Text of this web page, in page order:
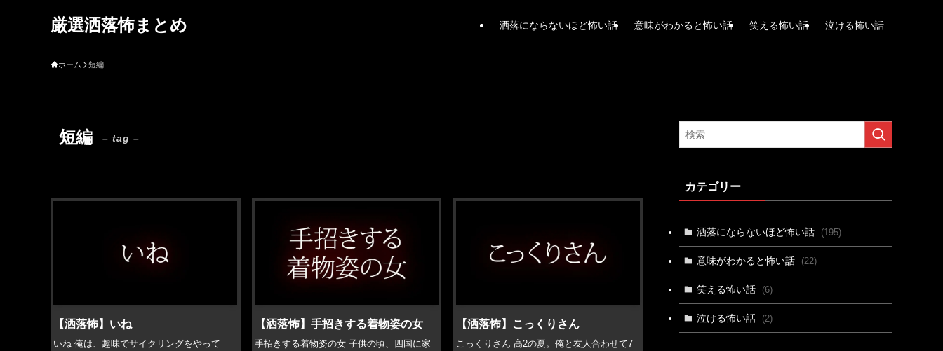
厳選洒落怖まとめ 洒落にならないほど怖い話 意味がわかると怖い話 笑える怖い話 泣ける怖い話
ホーム 短編
短編 – tag –
【洒落怖】いね
いね 俺は、趣味でサイクリングをやって
【洒落怖】手招きする着物姿の女
手招きする着物姿の女 子供の頃、四国に家
【洒落怖】こっくりさん
こっくりさん 高2の夏。俺と友人合わせて7
カテゴリー
洒落にならないほど怖い話 (195)
意味がわかると怖い話 (22)
笑える怖い話 (6)
泣ける怖い話 (2)